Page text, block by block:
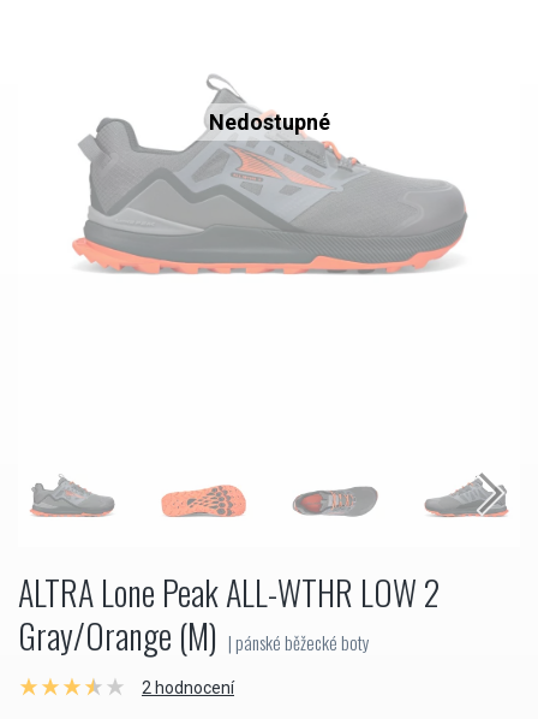
Nedostupné
ALTRA Lone Peak ALL-WTHR LOW 2
Gray/Orange (M) | pánské běžecké boty
2 hodnocení